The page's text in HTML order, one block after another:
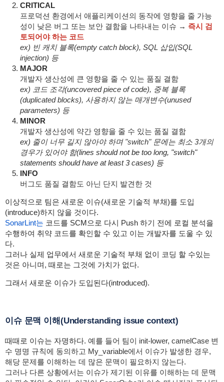
CRITICAL
프로덕션 환경에서 애플리케이션의 동작에 영향을 줄 가능
성이 낮은 버그 또는 보안 결함을 나타내는 이슈 → 즉시 검
토되어야 하는 코드
ex) 빈 캐치 블록(empty catch block), SQL 삽입(SQL
injection) 등
MAJOR
개발자 생산성에 큰 영향을 줄 수 있는 품질 결함
ex) 코드 조각(uncovered piece of code), 중복 블록
(duplicated blocks), 사용하지 않는 매개변수(unused
parameters) 등
MINOR
개발자 생산성에 약간 영향을 줄 수 있는 품질 결함
ex) 줄이 너무 길지 않아야 하며 "switch" 문에는 최소 3개의
경우가 있어야 함(lines should not be too long, "switch"
statements should have at least 3 cases) 등
INFO
버그도 품질 결함도 아닌 단지 발견한 것
이상적으로 팀은 새로운 이슈(새로운 기술적 부채)를 도입
(introduce)하지 않을 것이다.
SonarLint는 코드를 SCM으로 다시 Push 하기 전에 로컬 분석을
수행하여 취약 코드를 확인할 수 있고 이는 개발자를 도울 수 있
다.
그러나 실제 업무에서 새로운 기술적 부채 없이 코딩 할 수있는
것은 아니며, 때로는 그것에 가치가 없다.
그래서 새로운 이슈가 도입된다(introduced).
이슈 문맥 이해(Understanding issue context)
때때로 이슈는 자명하다. 예를 들어 팀이 init-lower, camelCase 변
수 명명 규칙에 동의하고 My_variable에서 이슈가 발생한 경우,
해당 문제를 이해하는 데 많은 문맥이 필요하지 않는다.
그러나 다른 상황에서는 이슈가 제기된 이유를 이해하는 데 문맥